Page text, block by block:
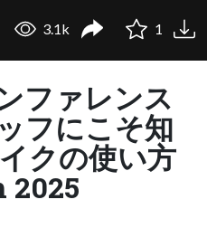
3.1k 1
ファレンス
フにこそ知
クの使い方
2025